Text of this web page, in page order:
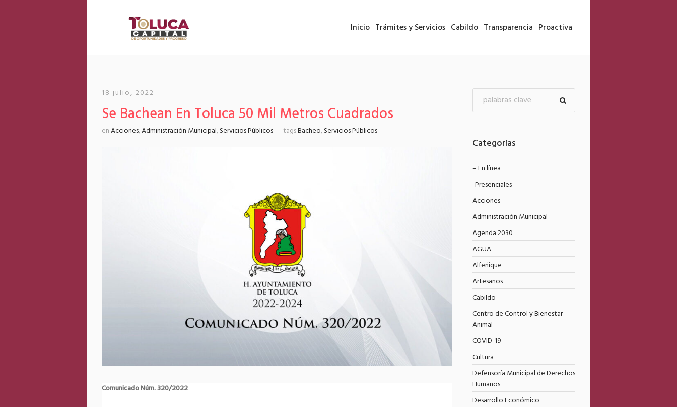
Inicio Trámites y Servicios Cabildo Transparencia Proactiva
18 julio, 2022
Se Bachean En Toluca 50 Mil Metros Cuadrados
enAcciones,Administración Municipal,Servicios Públicos tagsBacheo,Servicios Públicos
Comunicado Núm. 320/2022
Categorías
– En línea
-Presenciales
Acciones
Administración Municipal
Agenda 2030
AGUA
Alfeñique
Artesanos
Cabildo
Centro de Control y Bienestar
Animal
COVID-19
Cultura
Defensoría Municipal de Derechos
Humanos
Desarrollo Económico